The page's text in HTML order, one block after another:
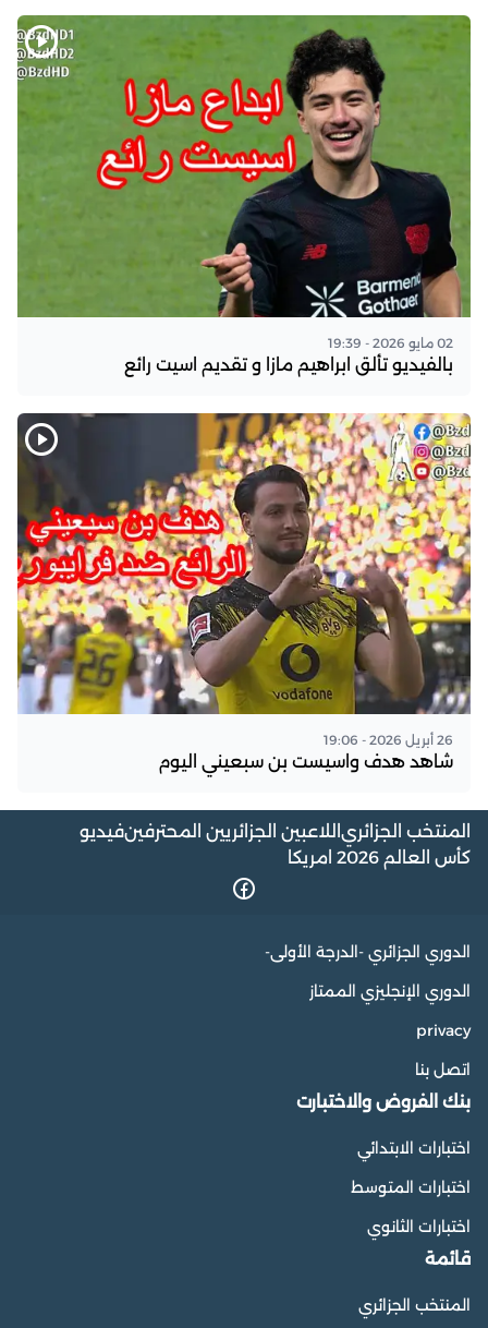
02 مايو 2026 - 19:39
بالفيديو تألق ابراهيم مازا و تقديم اسيت رائع
26 أبريل 2026 - 19:06
شاهد هدف واسيست بن سبعيني اليوم
المنتخب الجزائري اللاعبين الجزائريين المحترفينفيديو
كأس العالم 2026 امريكا
الدوري الجزائري -الدرجة الأولى-
الدوري الإنجليزي الممتاز
privacy
اتصل بنا
بنك الفروض والاختبارت
اختبارات الابتدائي
اختبارات المتوسط
اختبارات الثانوي
قائمة
المنتخب الجزائري